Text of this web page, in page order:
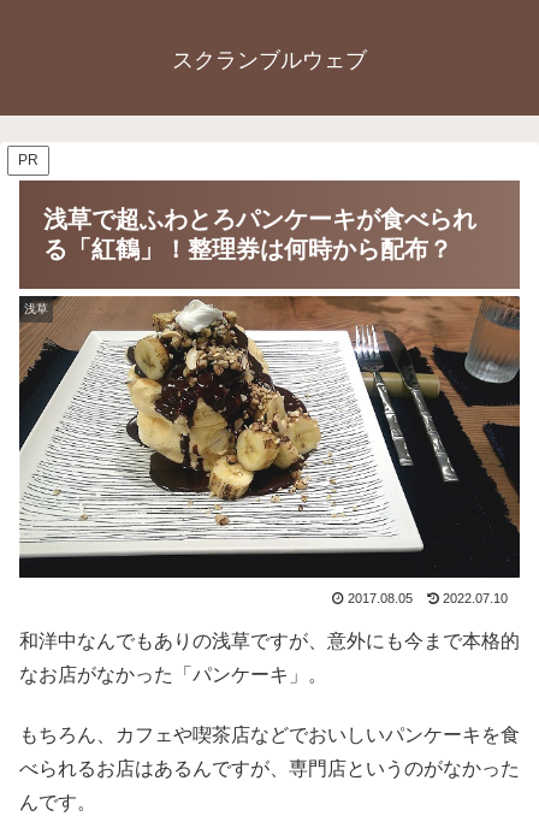
スクランブルウェブ
PR
浅草で超ふわとろパンケーキが食べられ
る「紅鶴」！整理券は何時から配布？
浅草
2017.08.05 2022.07.10
和洋中なんでもありの浅草ですが、意外にも今まで本格的
なお店がなかった「パンケーキ」。
もちろん、カフェや喫茶店などでおいしいパンケーキを食
べられるお店はあるんですが、専門店というのがなかった
んです。